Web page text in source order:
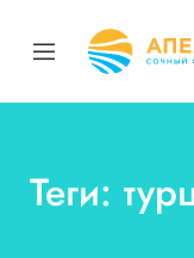
Теги: